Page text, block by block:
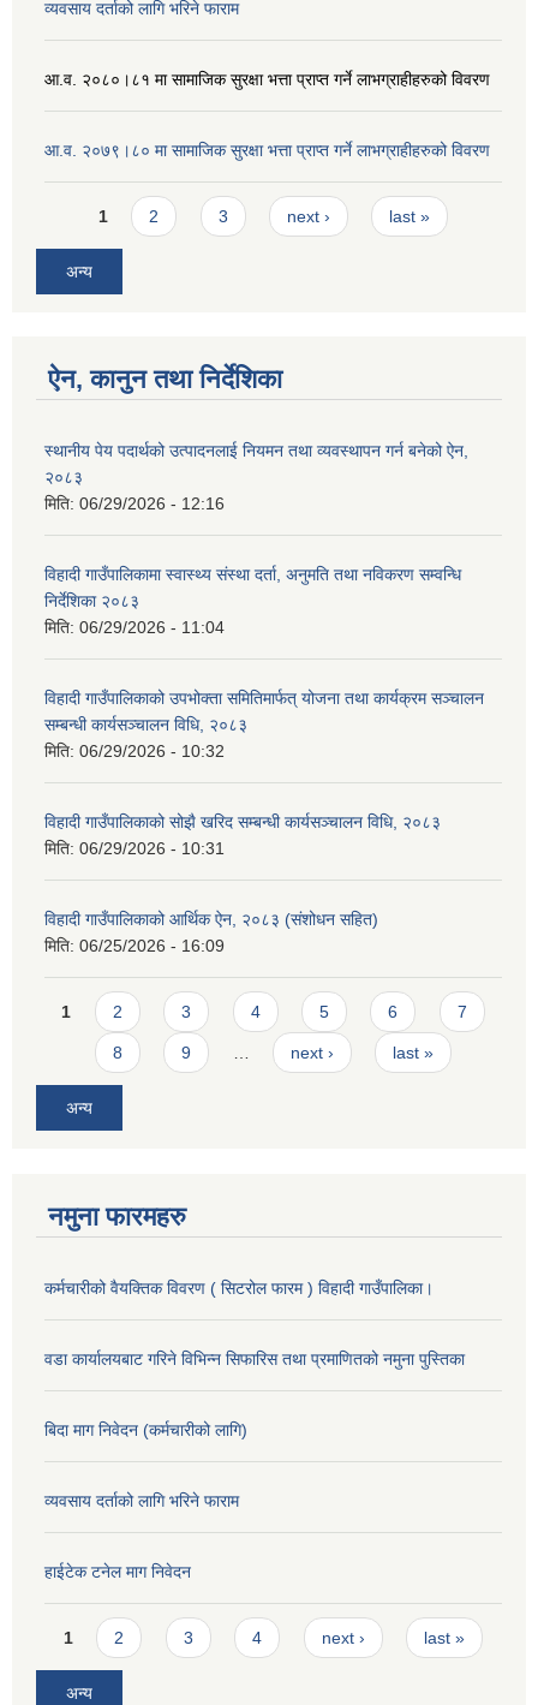
व्यवसाय दर्ताको लागि भरिने फाराम
आ.व. २०८०।८१ मा सामाजिक सुरक्षा भत्ता प्राप्त गर्ने लाभग्राहीहरुको विवरण
आ.व. २०७९।८० मा सामाजिक सुरक्षा भत्ता प्राप्त गर्ने लाभग्राहीहरुको विवरण
Pages
1 2 3 next › last »
अन्य
ऐन, कानुन तथा निर्देशिका
स्थानीय पेय पदार्थको उत्पादनलाई नियमन तथा व्यवस्थापन गर्न बनेको ऐन,
२०८३
मिति: 06/29/2026 - 12:16
विहादी गाउँपालिकामा स्वास्थ्य संस्था दर्ता, अनुमति तथा नविकरण सम्वन्धि
निर्देशिका २०८३
मिति: 06/29/2026 - 11:04
विहादी गाउँपालिकाको उपभोक्ता समितिमार्फत् योजना तथा कार्यक्रम सञ्चालन
सम्बन्धी कार्यसञ्चालन विधि, २०८३
मिति: 06/29/2026 - 10:32
विहादी गाउँपालिकाको सोझै खरिद सम्बन्धी कार्यसञ्चालन विधि, २०८३
मिति: 06/29/2026 - 10:31
विहादी गाउँपालिकाको आर्थिक ऐन, २०८३ (संशोधन सहित)
मिति: 06/25/2026 - 16:09
Pages
1 2 3 4 5 6 7
8 9 next › last »
अन्य
नमुना फारमहरु
कर्मचारीको वैयक्तिक विवरण ( सिटरोल फारम ) विहादी गाउँपालिका।
वडा कार्यालयबाट गरिने विभिन्न सिफारिस तथा प्रमाणितको नमुना पुस्तिका
बिदा माग निवेदन (कर्मचारीको लागि)
व्यवसाय दर्ताको लागि भरिने फाराम
हाईटेक टनेल माग निवेदन
Pages
1 2 3 4 next › last »
अन्य